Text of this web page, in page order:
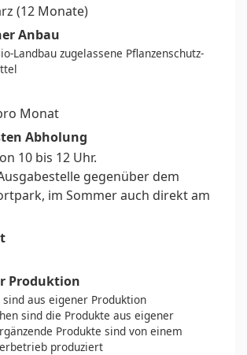
(12 Monate)
Anbau
Landbau zugelassene Pflanzenschutz-
Monat
Abholung
10 bis 12 Uhr.
gegenüber dem
im Sommer auch direkt am
Produktion
aus eigener Produktion
sind die Produkte aus eigener
Produkte sind von einem
produziert